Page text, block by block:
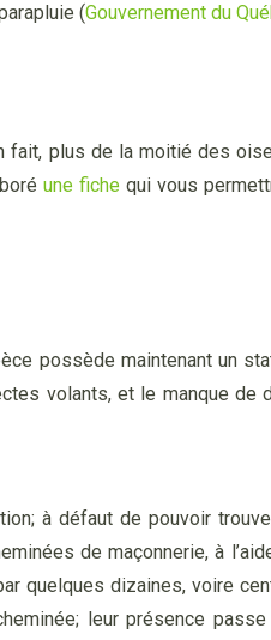
(Gouvernement du
plus de la moitié des
une fiche qui vous
possède maintenant un
volants, et le manque
à défaut de pouvoir
de maçonnerie, à
quelques dizaines, voire
leur présence